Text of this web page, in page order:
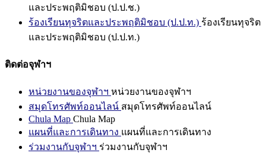
และประพฤติมิชอบ (ป.ป.ช.)
ร้องเรียนทุจริตและประพฤติมิชอบ (ป.ป.ท.) ร้องเรียนทุจริต
และประพฤติมิชอบ (ป.ป.ท.)
ติดต่อจุฬาฯ
หน่วยงานของจุฬาฯ หน่วยงานของจุฬาฯ
สมุดโทรศัพท์ออนไลน์ สมุดโทรศัพท์ออนไลน์
Chula Map Chula Map
แผนที่และการเดินทาง แผนที่และการเดินทาง
ร่วมงานกับจุฬาฯ ร่วมงานกับจุฬาฯ